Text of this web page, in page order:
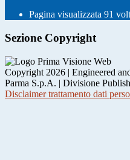
Pagina visualizzata 91
Sezione Copyright
Copyright 2026 | Engineered
Parma S.p.A. | Divisione
Disclaimer trattamento dati